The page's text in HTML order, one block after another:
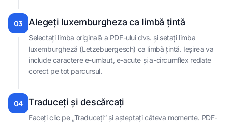
03 Alegeți luxemburgheza ca limbă țintă
Selectați limba originală a PDF-ului dvs. și setați limba
luxemburgheză (Letzebuergesch) ca limbă țintă. Ieșirea va
include caractere e-umlaut, e-acute și a-circumflex redate
corect pe tot parcursul.
04 Traduceți și descărcați
Faceți clic pe „Traduceți“ și așteptați câteva momente. PDF-